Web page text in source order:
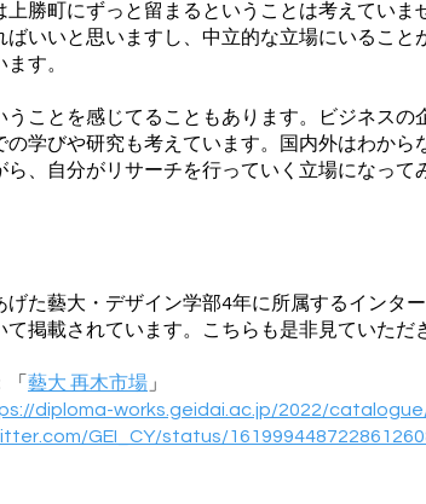
勝町にずっと留まるということは考えていま
いいと思いますし、中立的な立場にいること
す。
ことを感じてることもあります。ビジネスの
学びや研究も考えています。国内外はわから
、自分がリサーチを行っていく立場になって
げた藝大・デザイン学部4年に所属するインタ
掲載されています。こちらも是非見ていただ
藝大 再木市場 」
diploma-works.geidai.ac.jp/2022/
GEI_CY/status/